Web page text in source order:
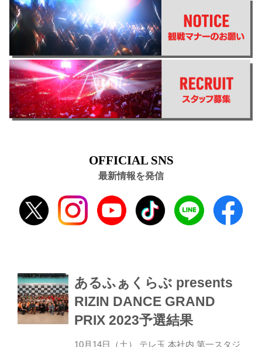
OFFICIAL SNS
最新情報を発信
あるふぁくらぶ presents
RIZIN DANCE GRAND
PRIX 2023予選結果
10月14日（土） テレ玉 本社内 第一スタジ